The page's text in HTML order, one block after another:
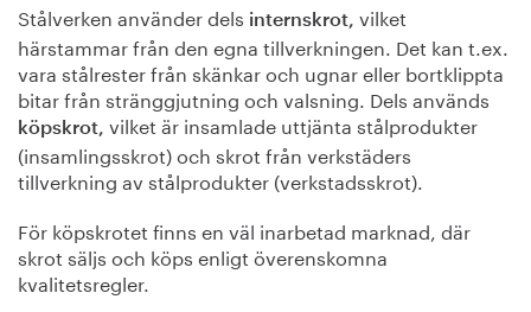
Stålverken använder dels internskrot, vilket
härstammar från den egna tillverkningen. Det kan t.ex.
vara stålrester från skänkar och ugnar eller bortklippta
bitar från stränggjutning och valsning. Dels används
köpskrot, vilket är insamlade uttjänta stålprodukter
(insamlingsskrot) och skrot från verkstäders
tillverkning av stålprodukter (verkstadsskrot).
För köpskrotet finns en väl inarbetad marknad, där
skrot säljs och köps enligt överenskomna
kvalitetsregler.